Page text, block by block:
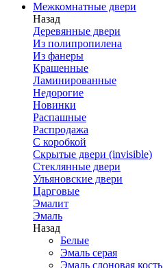
Межкомнатные двери
Назад
Деревянные двери
Из полипропилена
Из фанеры
Крашенные
Ламинированные
Недорогие
Новинки
Распашные
Распродажа
С коробкой
Скрытые двери (invisible)
Стеклянные двери
Ульяновские двери
Царговые
Эмалит
Эмаль
Назад
Белые
Эмаль серая
Эмаль слоновая кость